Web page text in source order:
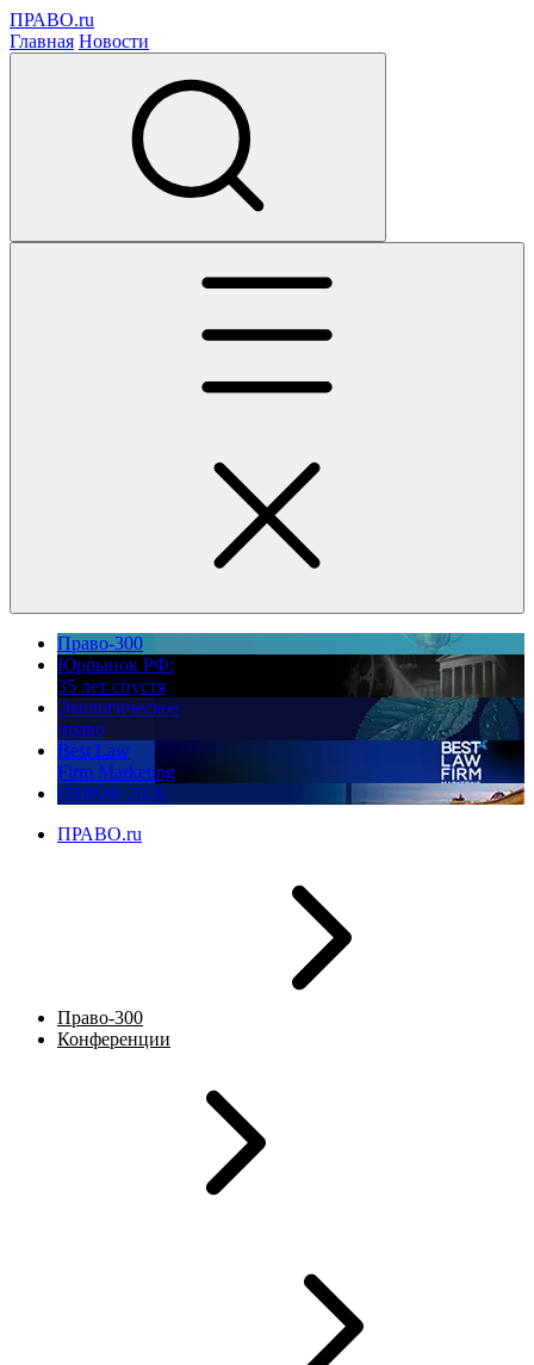
ПРАВО.ru
Главная Новости
Право-300
Юррынок РФ:
35 лет спустя
Экологическое
право
Best Law
Firm Marketing
ПМЮФ 2026
ПРАВО.ru
Право-300
Конференции